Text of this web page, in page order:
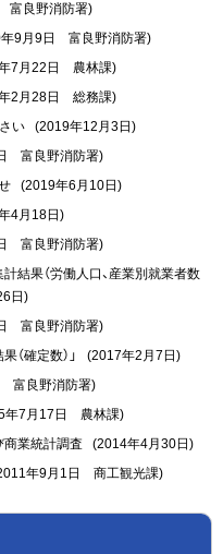
富良野消防署)
9月9日 富良野消防署)
7月22日 農林課)
2月28日 総務課)
い
(2019年12月3日)
富良野消防署)
(2019年6月10日)
4月18日)
富良野消防署)
結果（労働人口、産業別就業者数
日)
富良野消防署)
確定数）」
(2017年2月7日)
富良野消防署)
年7月17日 農林課)
業統計調査
(2014年4月30日)
年9月1日 商工観光課)